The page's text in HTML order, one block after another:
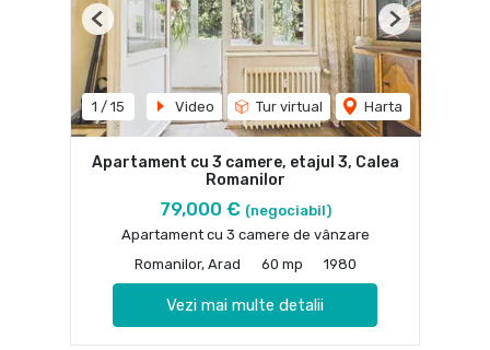
1 / 15 Video Tur virtual Harta
Previous Next
Apartament cu 3 camere, etajul 3, Calea
Romanilor
79,000 € (negociabil)
Apartament cu 3 camere de vânzare
Romanilor, Arad
60 mp 1980
Vezi mai multe detalii